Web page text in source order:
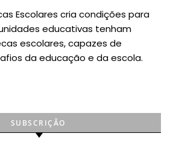
Escolares cria condições para
educativas tenham
escolares, capazes de
da educação e da escola.
SUBSCRIÇÃO